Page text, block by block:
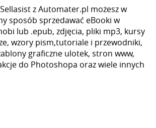
z Automater.pl możesz w
sposób sprzedawać eBooki w
lub .epub, zdjęcia, pliki mp3, kursy
wzory pism,tutoriale i przewodniki,
graficzne ulotek, stron www,
do Photoshopa oraz wiele innych